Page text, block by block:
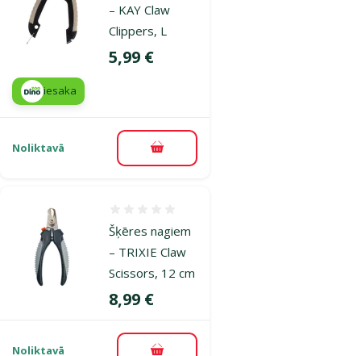
– KAY Claw
Clippers, L
Cena
5,99 €
iesaka
Noliktavā Pievienot grozam
Šķēres nagiem
– TRIXIE Claw
Scissors, 12 cm
Cena
8,99 €
Noliktavā